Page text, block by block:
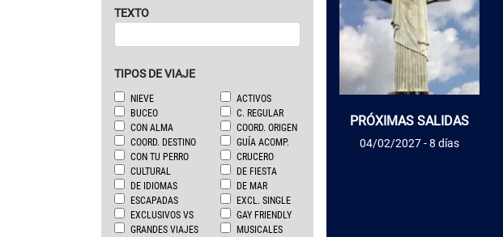
TEXTO
TIPOS DE VIAJE
NIEVE
ACTIVOS
BUCEO
C. REGULAR
CON ALMA
COORD. ORIGEN
COORD. DESTINO
GUÍA ACOMP.
CON TU PERRO
CRUCERO
CULTURAL
DE FIESTA
DE IDIOMAS
DE MAR
ESCAPADAS
EXCL. SINGLE
EXCLUSIVOS VS
GAY FRIENDLY
GRANDES VIAJES
MUSICALES
PRÓXIMAS SALIDAS
04/02/2027 - 8 días